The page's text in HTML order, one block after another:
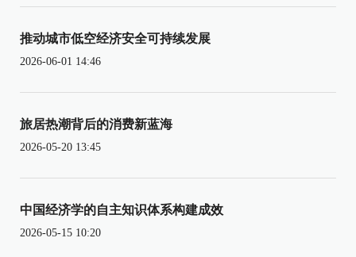
推动城市低空经济安全可持续发展
2026-06-01 14:46
旅居热潮背后的消费新蓝海
2026-05-20 13:45
中国经济学的自主知识体系构建成效
2026-05-15 10:20